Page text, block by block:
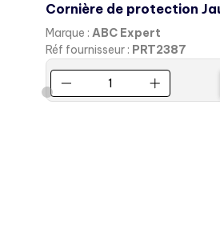
Cornière de protection
Marque : ABC Expert
Réf fournisseur : PRT2387